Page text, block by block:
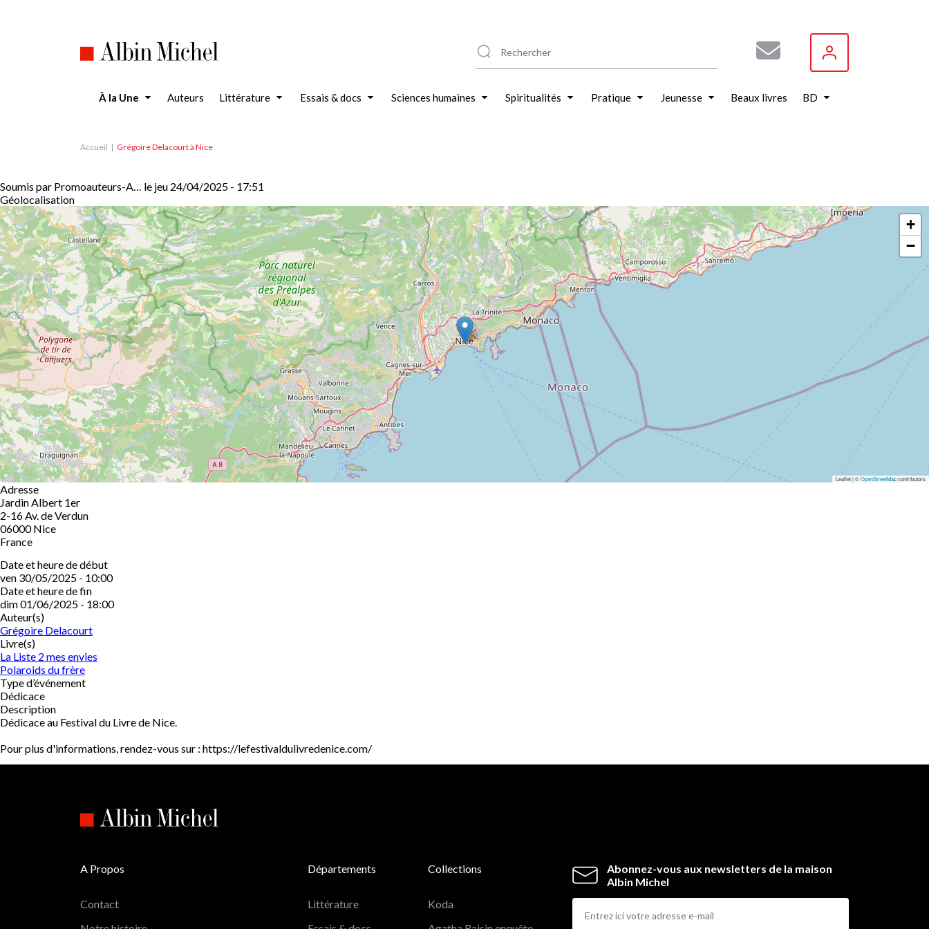
À la Une Auteurs Littérature Essais & docs Sciences humaines Spiritualités Pratique Jeunesse Beaux livres BD
Accueil Grégoire Delacourt à Nice
Soumis par Promoauteurs-A… le jeu 24/04/2025 - 17:51
Géolocalisation
+
−
Leaflet | ©OpenStreetMapcontributors
Adresse
Jardin Albert 1er
2-16 Av. de Verdun
06000 Nice
France
Date et heure de début
ven 30/05/2025 - 10:00
Date et heure de fin
dim 01/06/2025 - 18:00
Auteur(s)
Grégoire Delacourt
Livre(s)
La Liste 2 mes envies
Polaroids du frère
Type d’événement
Dédicace
Description
Dédicace au Festival du Livre de Nice.
Pour plus d'informations, rendez-vous sur : https://lefestivaldulivredenice.com/
Abonnez-vous aux newsletters de la maison
Albin Michel
A Propos
Contact
Départements
Littérature
Collections
Koda